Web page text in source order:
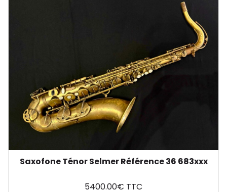
Saxofone Ténor Selmer Référence 36 683xxx
5400.00€ TTC